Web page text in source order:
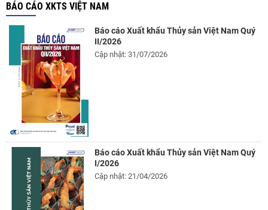
BÁO CÁO XKTS VIỆT NAM
Báo cáo Xuất khẩu Thủy sản Việt Nam Quý
II/2026
Cập nhật: 31/07/2026
Báo cáo Xuất khẩu Thủy sản Việt Nam Quý
I/2026
Cập nhật: 21/04/2026